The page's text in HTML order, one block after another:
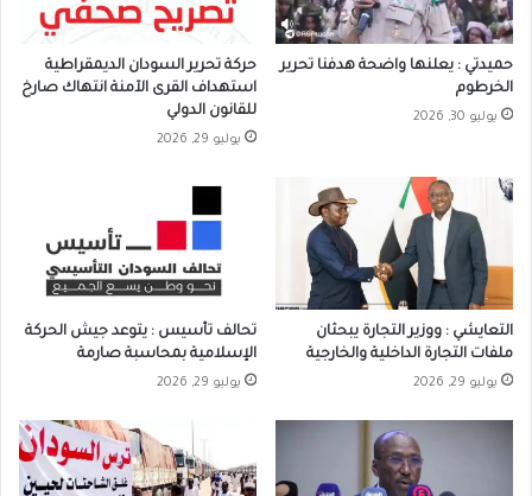
حميدتي : يعلنها واضحة هدفنا تحرير
الخرطوم
يوليو 30, 2026
حركة تحرير السودان الديمقراطية
استهداف القرى الآمنة انتهاك صارخ
للقانون الدولي
يوليو 29, 2026
التعايشي : ووزير التجارة يبحثان
ملفات التجارة الداخلية والخارجية
يوليو 29, 2026
تحالف تأسيس : يتوعد جيش الحركة
الإسلامية بمحاسبة صارمة
يوليو 29, 2026